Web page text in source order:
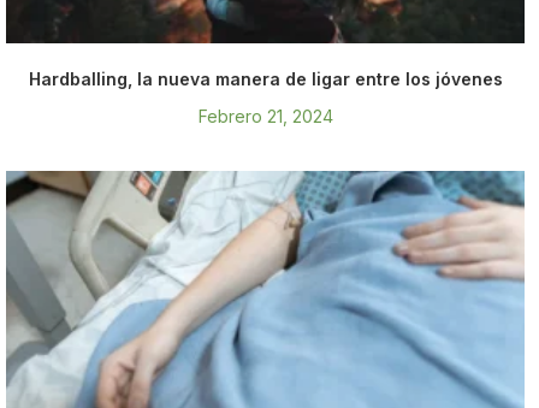
Hardballing, la nueva manera de ligar entre los jóvenes
Febrero 21, 2024